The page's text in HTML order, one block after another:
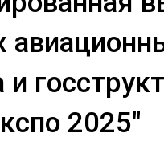
и
2025"